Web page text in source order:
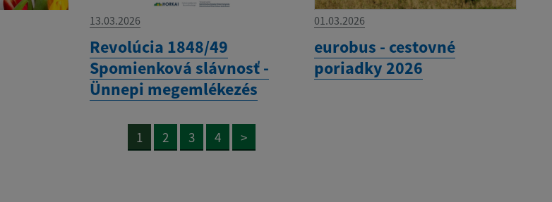
13.03.2026
Revolúcia 1848/49
Spomienková slávnosť -
Ünnepi megemlékezés
01.03.2026
eurobus - cestovné
poriadky 2026
1 2 3 4 >